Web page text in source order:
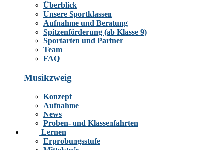
Überblick
Unsere Sportklassen
Aufnahme und Beratung
Spitzenförderung (ab Klasse 9)
Sportarten und Partner
Team
FAQ
Musikzweig
Konzept
Aufnahme
News
Proben- und Klassenfahrten
Lernen
Erprobungsstufe